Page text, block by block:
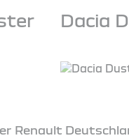
Dacia
Renault